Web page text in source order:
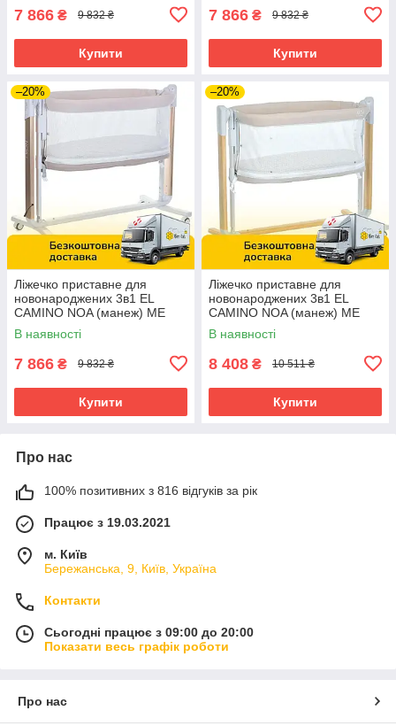
7 866 ₴ 9 832 ₴
Купити
7 866 ₴ 9 832 ₴
Купити
–20%
Ліжечко приставне для
новонароджених 3в1 EL
CAMINO NOA (манеж) ME
1125-G Beige Бежевий
В наявності
7 866 ₴ 9 832 ₴
Купити
–20%
Ліжечко приставне для
новонароджених 3в1 EL
CAMINO NOA (манеж) ME
1125-W Beige Бежеве
В наявності
8 408 ₴ 10 511 ₴
Купити
Про нас
100% позитивних з 816 відгуків за рік
Працює з 19.03.2021
м. Київ
Бережанська, 9, Київ, Україна
Контакти
Сьогодні працює з 09:00 до 20:00
Показати весь графік роботи
Про нас